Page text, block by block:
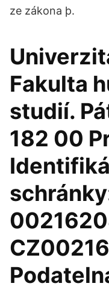
ze zákona þ.
Fakulta
studií.
182 00